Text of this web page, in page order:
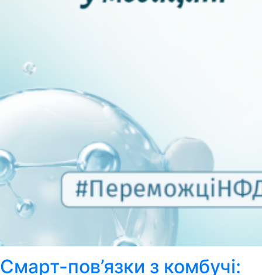
Смарт-пов’язки з комбучі: